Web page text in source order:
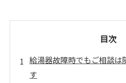
目次
給湯器故障時でもご相談は
す